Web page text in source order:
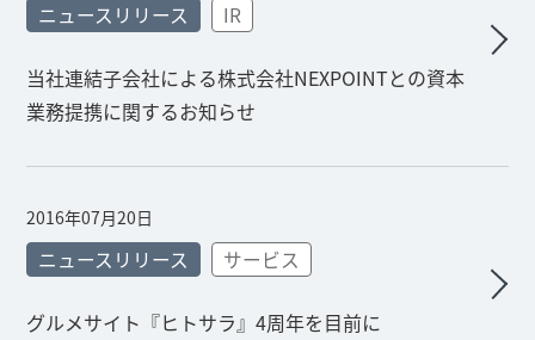
ニュースリリース IR
当社連結子会社による株式会社NEXPOINTとの資本
業務提携に関するお知らせ
2016年07月20日
ニュースリリース サービス
グルメサイト『ヒトサラ』4周年を目前に